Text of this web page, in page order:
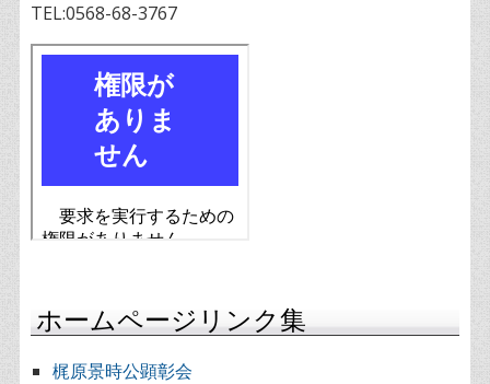
TEL:0568-68-3767
ホームページリンク集
梶原景時公顕彰会